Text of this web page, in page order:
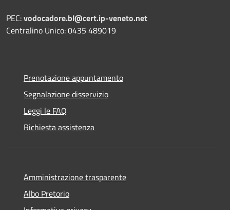
PEC:vodocadore.bl@cert.ip-veneto.net
Centralino Unico: 0435 489019
Prenotazione appuntamento
Segnalazione disservizio
Leggi le FAQ
Richiesta assistenza
Amministrazione trasparente
Albo Pretorio